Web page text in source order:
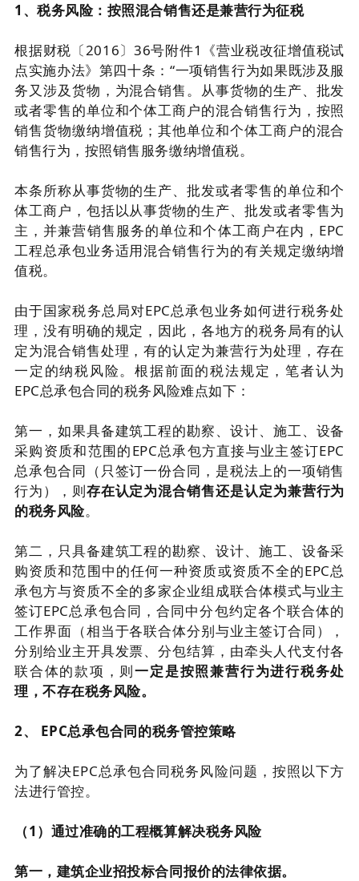
1、税务风险：按照混合销售还是兼营行为征税
根据财税〔2016〕36号附件1《营业税改征增值税试
点实施办法》第四十条：“一项销售行为如果既涉及服
务又涉及货物，为混合销售。从事货物的生产、批发
或者零售的单位和个体工商户的混合销售行为，按照
销售货物缴纳增值税；其他单位和个体工商户的混合
销售行为，按照销售服务缴纳增值税。
本条所称从事货物的生产、批发或者零售的单位和个
体工商户，包括以从事货物的生产、批发或者零售为
主，并兼营销售服务的单位和个体工商户在内，EPC
工程总承包业务适用混合销售行为的有关规定缴纳增
值税。
由于国家税务总局对EPC总承包业务如何进行税务处
理，没有明确的规定，因此，各地方的税务局有的认
定为混合销售处理，有的认定为兼营行为处理，存在
一定的纳税风险。根据前面的税法规定，笔者认为
EPC总承包合同的税务风险难点如下：
第一，如果具备建筑工程的勘察、设计、施工、设备
采购资质和范围的EPC总承包方直接与业主签订EPC
总承包合同（只签订一份合同，是税法上的一项销售
行为），则存在认定为混合销售还是认定为兼营行为
的税务风险。
第二，只具备建筑工程的勘察、设计、施工、设备采
购资质和范围中的任何一种资质或资质不全的EPC总
承包方与资质不全的多家企业组成联合体模式与业主
签订EPC总承包合同，合同中分包约定各个联合体的
工作界面（相当于各联合体分别与业主签订合同），
分别给业主开具发票、分包结算，由牵头人代支付各
联合体的款项，则一定是按照兼营行为进行税务处
理，不存在税务风险。
2、 EPC总承包合同的税务管控策略
为了解决EPC总承包合同税务风险问题，按照以下方
法进行管控。
（1）通过准确的工程概算解决税务风险
第一，建筑企业招投标合同报价的法律依据。